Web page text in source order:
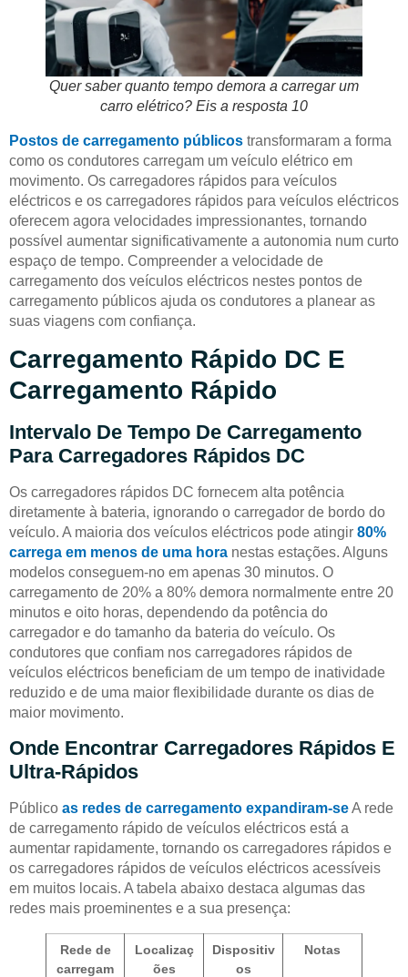
Quer saber quanto tempo demora a carregar um
carro elétrico? Eis a resposta 10
Postos de carregamento públicos transformaram a forma
como os condutores carregam um veículo elétrico em
movimento. Os carregadores rápidos para veículos
eléctricos e os carregadores rápidos para veículos eléctricos
oferecem agora velocidades impressionantes, tornando
possível aumentar significativamente a autonomia num curto
espaço de tempo. Compreender a velocidade de
carregamento dos veículos eléctricos nestes pontos de
carregamento públicos ajuda os condutores a planear as
suas viagens com confiança.
Carregamento Rápido DC E
Carregamento Rápido
Intervalo De Tempo De Carregamento
Para Carregadores Rápidos DC
Os carregadores rápidos DC fornecem alta potência
diretamente à bateria, ignorando o carregador de bordo do
veículo. A maioria dos veículos eléctricos pode atingir 80%
carrega em menos de uma hora nestas estações. Alguns
modelos conseguem-no em apenas 30 minutos. O
carregamento de 20% a 80% demora normalmente entre 20
minutos e oito horas, dependendo da potência do
carregador e do tamanho da bateria do veículo. Os
condutores que confiam nos carregadores rápidos de
veículos eléctricos beneficiam de um tempo de inatividade
reduzido e de uma maior flexibilidade durante os dias de
maior movimento.
Onde Encontrar Carregadores Rápidos E
Ultra-Rápidos
Público as redes de carregamento expandiram-seA rede
de carregamento rápido de veículos eléctricos está a
aumentar rapidamente, tornando os carregadores rápidos e
os carregadores rápidos de veículos eléctricos acessíveis
em muitos locais. A tabela abaixo destaca algumas das
redes mais proeminentes e a sua presença:
Rede de
carregam
Localizaç
ões
Dispositiv
os
Notas